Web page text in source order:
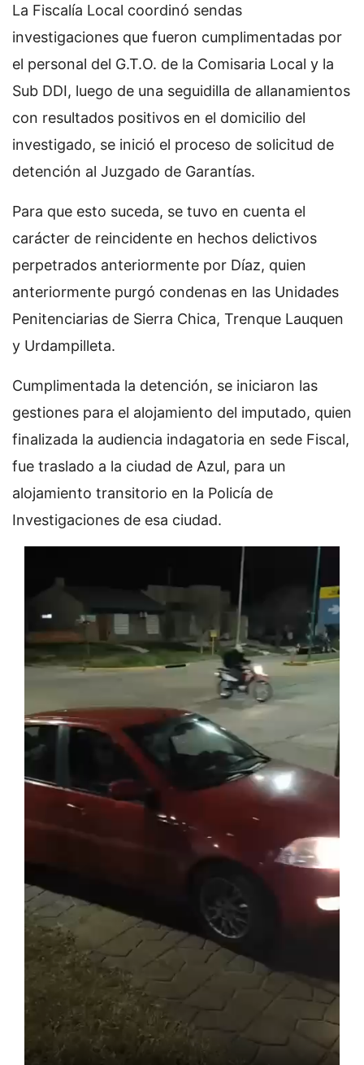
La Fiscalía Local coordinó sendas
investigaciones que fueron cumplimentadas por
el personal del G.T.O. de la Comisaria Local y la
Sub DDI, luego de una seguidilla de allanamientos
con resultados positivos en el domicilio del
investigado, se inició el proceso de solicitud de
detención al Juzgado de Garantías.
Para que esto suceda, se tuvo en cuenta el
carácter de reincidente en hechos delictivos
perpetrados anteriormente por Díaz, quien
anteriormente purgó condenas en las Unidades
Penitenciarias de Sierra Chica, Trenque Lauquen
y Urdampilleta.
Cumplimentada la detención, se iniciaron las
gestiones para el alojamiento del imputado, quien
finalizada la audiencia indagatoria en sede Fiscal,
fue traslado a la ciudad de Azul, para un
alojamiento transitorio en la Policía de
Investigaciones de esa ciudad.